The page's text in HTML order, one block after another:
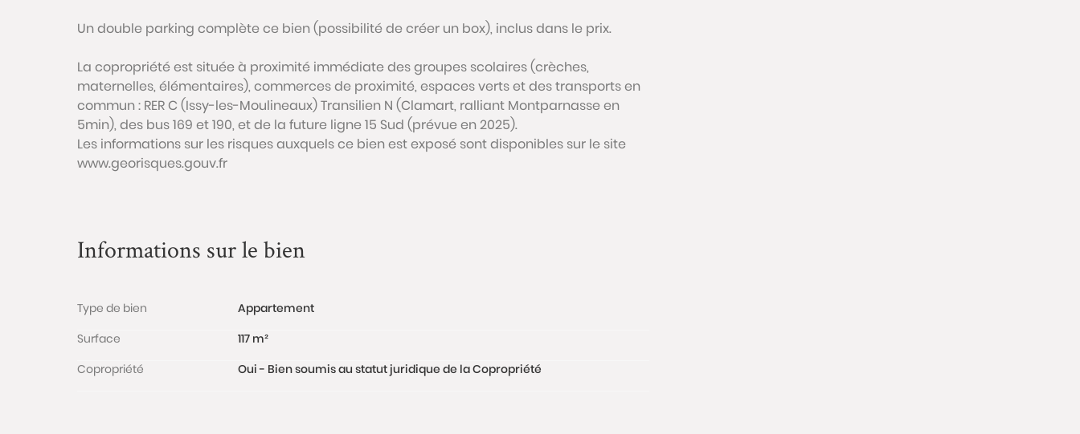
Un double parking complète ce bien (possibilité de créer un box), inclus dans le prix.
La copropriété est située à proximité immédiate des groupes scolaires (crèches,
maternelles, élémentaires), commerces de proximité, espaces verts et des transports en
commun : RER C (Issy-les-Moulineaux) Transilien N (Clamart, ralliant Montparnasse en
5min), des bus 169 et 190, et de la future ligne 15 Sud (prévue en 2025).
Les informations sur les risques auxquels ce bien est exposé sont disponibles sur le site
www.georisques.gouv.fr
Informations sur le bien
Type de bien
Appartement
Surface
117 m²
Copropriété
Oui - Bien soumis au statut juridique de la Copropriété